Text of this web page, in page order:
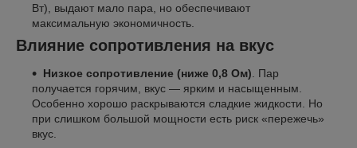
Вт), выдают мало пара, но обеспечивают
максимальную экономичность.
Влияние сопротивления на вкус
Низкое сопротивление (ниже 0,8 Ом). Пар
получается горячим, вкус — ярким и насыщенным.
Особенно хорошо раскрываются сладкие жидкости. Но
при слишком большой мощности есть риск «пережечь»
вкус.